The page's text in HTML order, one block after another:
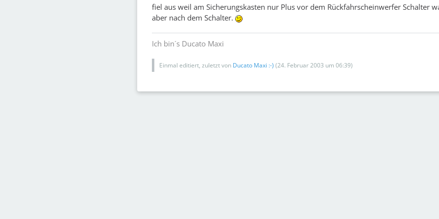
fiel aus weil am Sicherungskasten nur Plus vor dem Rückfahrscheinwerfer Schalter
aber nach dem Schalter.
Ich bin´s Ducato Maxi
Einmal editiert, zuletzt von Ducato Maxi :-) (24. Februar 2003 um 06:39)